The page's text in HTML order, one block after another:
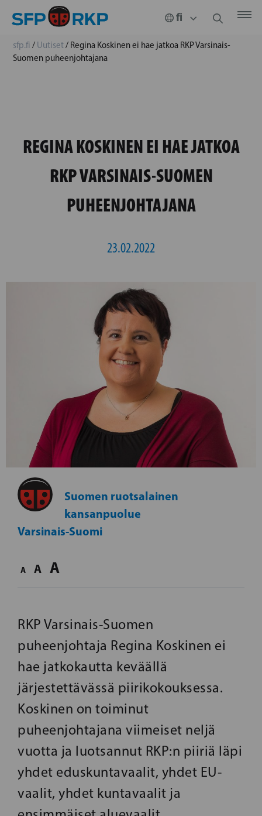
sfp.fi / Uutiset/ Regina Koskinen ei hae jatkoa RKP Varsinais-
Suomen puheenjohtajana
REGINA KOSKINEN EI HAE JATKOA
RKP VARSINAIS-SUOMEN
PUHEENJOHTAJANA
23.02.2022
Suomen ruotsalainen
kansanpuolue
Varsinais-Suomi
A A A
RKP Varsinais-Suomen
puheenjohtaja Regina Koskinen ei
hae jatkokautta keväällä
järjestettävässä piirikokouksessa.
Koskinen on toiminut
puheenjohtajana viimeiset neljä
vuotta ja luotsannut RKP:n piiriä läpi
yhdet eduskuntavaalit, yhdet EU-
vaalit, yhdet kuntavaalit ja